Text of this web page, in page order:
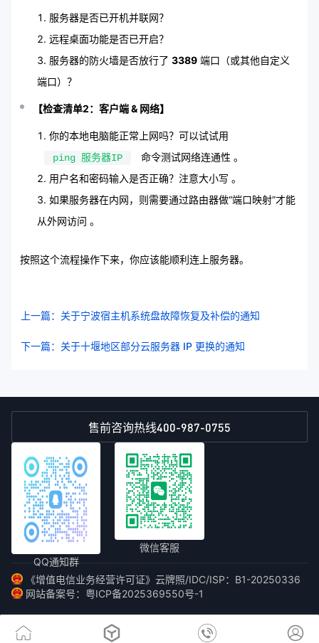
服务器是否已开机并联网？
远程桌面功能是否已开启？
服务器的防火墙是否放行了 3389 端口（或其他自定义
端口）？
【检查清单2：客户端 & 网络】
你的本地电脑能正常上网吗？可以试试用
ping 服务器IP
命令测试网络连通性 。
用户名和密码输入是否正确？注意大小写 。
如果服务器在内网，则需要通过路由器做“端口映射”才能
从外网访问 。
按照这个流程操作下来，你应该能顺利连上服务器。
上一篇：关于宁波宿主机系统盘故障恢复及补偿的通知
下一篇：关于十堰地区部分云服务器 IP 更换的通知
售前咨询热线400-987-0755
QQ通知群
微信客服
《增值电信业务经营许可证》云牌照/IDC/ISP：B1-20250336
网站备案号：粤ICP备2025369550号-1